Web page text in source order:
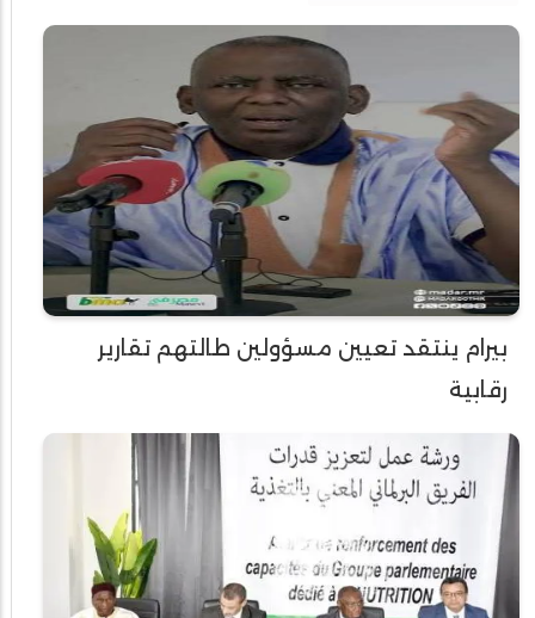
بيرام ينتقد تعيين مسؤولين طالتهم تقارير
رقابية